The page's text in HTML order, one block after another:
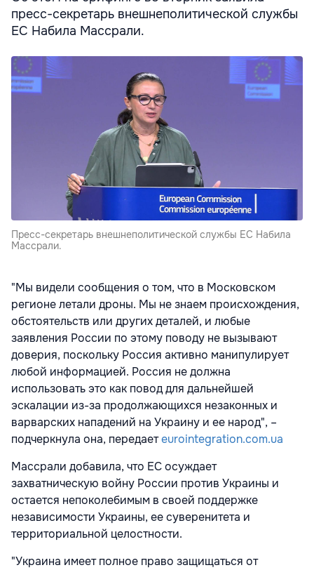
пресс-секретарь внешнеполитической службы
ЕС Набила Массрали.
Пресс-секретарь внешнеполитической службы ЕС Набила
Массрали.
"Мы видели сообщения о том, что в Московском
регионе летали дроны. Мы не знаем происхождения,
обстоятельств или других деталей, и любые
заявления России по этому поводу не вызывают
доверия, поскольку Россия активно манипулирует
любой информацией. Россия не должна
использовать это как повод для дальнейшей
эскалации из-за продолжающихся незаконных и
варварских нападений на Украину и ее народ", –
подчеркнула она, передаетeurointegration.com.ua
Массрали добавила, что ЕС осуждает
захватническую войну России против Украины и
остается непоколебимым в своей поддержке
независимости Украины, ее суверенитета и
территориальной целостности.
"Украина имеет полное право защищаться от